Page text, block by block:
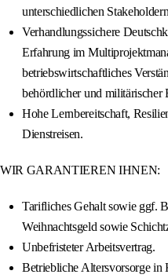
unterschiedlichen
Verhandlungssichere
Erfahrung im
betriebswirtschaftliches
behördlicher und militärischer
Hohe Lernbereitschaft,
Dienstreisen.
WIR GARANTIEREN IHNEN:
Tarifliches Gehalt sowie ggf.
Weihnachtsgeld sowie
Unbefristeter Arbeitsvertrag.
Betriebliche Altersvorsorge